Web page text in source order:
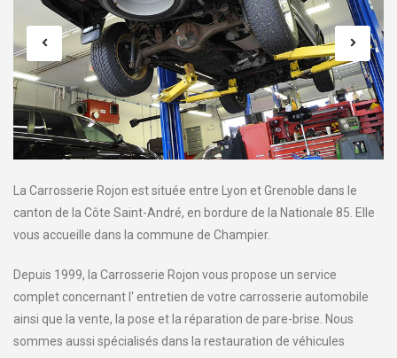
La Carrosserie Rojon est située entre Lyon et Grenoble dans le
canton de la Côte Saint-André, en bordure de la Nationale 85. Elle
vous accueille dans la commune de Champier.
Depuis 1999, la Carrosserie Rojon vous propose un service
complet concernant l' entretien de votre carrosserie automobile
ainsi que la vente, la pose et la réparation de pare-brise. Nous
sommes aussi spécialisés dans la restauration de véhicules